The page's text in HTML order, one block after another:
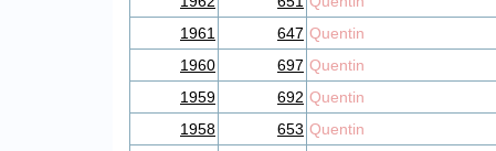
1961
647 Quentin
1960
697 Quentin
1959
692 Quentin
1958
653 Quentin